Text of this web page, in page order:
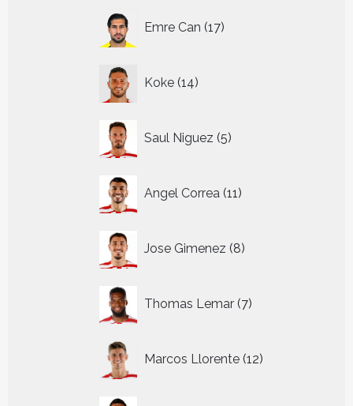
Emre Can 17
producten
Koke 14
producten
Saul Niguez 5
producten
Angel Correa 11
producten
Jose Gimenez 8
producten
Thomas Lemar 7
producten
Marcos Llorente 12
producten